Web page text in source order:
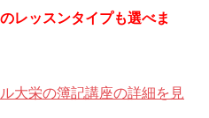
レッスンタイプも選べま
大栄の簿記講座の詳細を見